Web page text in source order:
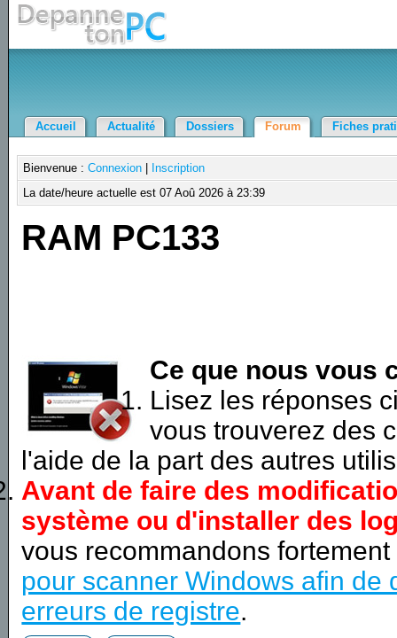
Accueil Actualité Dossiers Forum Fiches
Bienvenue :Connexion
Inscription
La date/heure actuelle est 07 Aoû 2026 à 23:39
RAM PC133
Ce que nous vous
Lisez les réponses
vous trouverez des
l'aide de la part des autres
Avant de faire des
système ou d'installer des
vous recommandons
pour scanner Windows afin de
erreurs de registre.